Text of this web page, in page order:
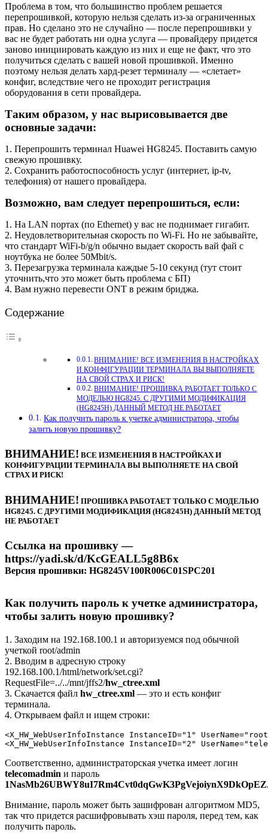
Проблема в том, что большинство проблем решается
перепрошивкой, которую нельзя сделать из-за ограниченных
прав. Но сделано это не случайно — после перепрошивки у
вас не будет работать ни одна услуга — провайдеру придется
заново инициировать каждую из них и еще не факт, что это
получиться сделать с вашей новой прошивкой. Именно
поэтому нельзя делать хард-резет терминалу — «слетает»
конфиг, вследствие чего не проходит регистрация
оборудования в сети провайдера.
Таким образом, у нас вырисовывается две
основные задачи:
1. Перепрошить терминал Huawei HG8245. Поставить самую
свежую прошивку.
2. Сохранить работоспособность услуг (интернет, ip-tv,
телефония) от нашего провайдера.
Возможно, вам следует перепрошиться, если:
1. На LAN портах (по Ethernet) у вас не поднимает гигабит.
2. Неудовлетворительная скорость по Wi-Fi. Но не забывайте,
что стандарт WiFi-b/g/n обычно выдает скорость вай фай с
ноутбука не более 50Mbit/s.
3. Перезагрузка терминала каждые 5-10 секунд (тут стоит
уточнить,что это может быть проблема с БП)
4. Вам нужно перевести ONT в режим бриджа.
Содержание
ВНИМАНИЕ! ВСЕ ИЗМЕНЕНИЯ В НАСТРОЙКАХ
И КОНФИГУРАЦИИ ТЕРМИНАЛА ВЫ ВЫПОЛНЯЕТЕ
НА СВОЙ СТРАХ И РИСК!
ВНИМАНИЕ! ПРОШИВКА РАБОТАЕТ ТОЛЬКО С
МОДЕЛЬЮ HG8245. С ДРУГИМИ МОДИФИКАЦИЯ
(HG8245H) ДАННЫЙ МЕТОД НЕ РАБОТАЕТ
Как получить пароль к учетке администратора, чтобы
залить новую прошивку?
ВНИМАНИЕ! ВСЕ ИЗМЕНЕНИЯ В НАСТРОЙКАХ И
КОНФИГУРАЦИИ ТЕРМИНАЛА ВЫ ВЫПОЛНЯЕТЕ НА СВОЙ
СТРАХ И РИСК!
ВНИМАНИЕ! ПРОШИВКА РАБОТАЕТ ТОЛЬКО С МОДЕЛЬЮ
HG8245. С ДРУГИМИ МОДИФИКАЦИЯ (HG8245H) ДАННЫЙ МЕТОД
НЕ РАБОТАЕТ
Ссылка на прошивку —
https://yadi.sk/d/KcGEALL5g8B6x
Версия прошивки: HG8245V100R006C01SPC201
Как получить пароль к учетке администратора,
чтобы залить новую прошивку?
1. Заходим на 192.168.100.1 и авторизуемся под обычной
учеткой root/admin
2. Вводим в адресную строку
192.168.100.1/html/network/set.cgi?
RequestFile=../../mnt/jffs2/hw_ctree.xml
3. Скачается файл hw_ctree.xml — это и есть конфиг
терминала.
4. Открываем файл и ищем строки:
<X_HW_WebUserInfoInstance InstanceID="1"
<X_HW_WebUserInfoInstance InstanceID="2"
Соответственно, администраторская учетка имеет логин
telecomadmin и пароль
Внимание, пароль может быть зашифрован алгоритмом MD5,
так что придется расшифровывать хэш пароля, перед тем, как
получить пароль.